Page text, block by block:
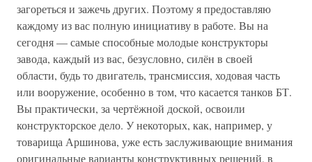
загореться и зажечь других. Поэтому я предоставляю
каждому из вас полную инициативу в работе. Вы на
сегодня — самые способные молодые конструкторы
завода, каждый из вас, безусловно, силён в своей
области, будь то двигатель, трансмиссия, ходовая часть
или вооружение, особенно в том, что касается танков БТ.
Вы практически, за чертёжной доской, освоили
конструкторское дело. У некоторых, как, например, у
товарища Аршинова, уже есть заслуживающие внимания
оригинальные варианты конструктивных решений, в